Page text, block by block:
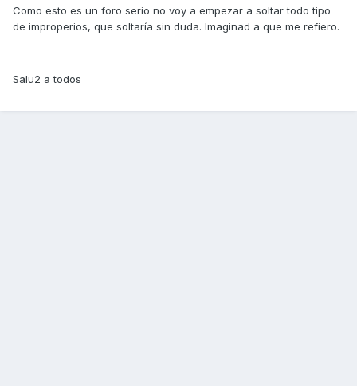
Como esto es un foro serio no voy a empezar a soltar todo tipo
de improperios, que soltaría sin duda. Imaginad a que me refiero.
Salu2 a todos